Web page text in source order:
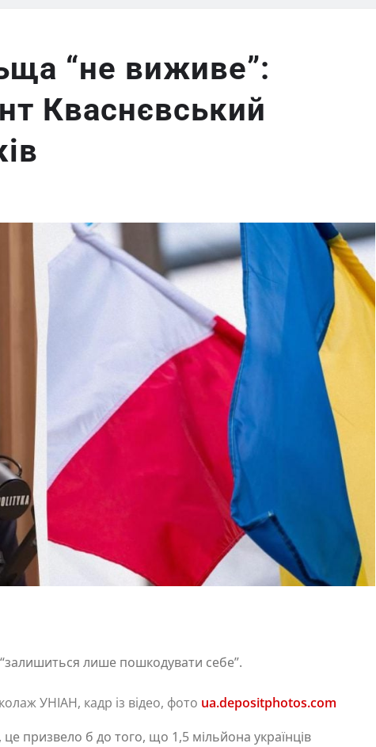
“не виживе”:
Кваснєвський
лише пошкодувати себе”.
УНІАН, кадр із відео, фото ua.depositphotos.com
призвело б до того, що 1,5 мільйона українців